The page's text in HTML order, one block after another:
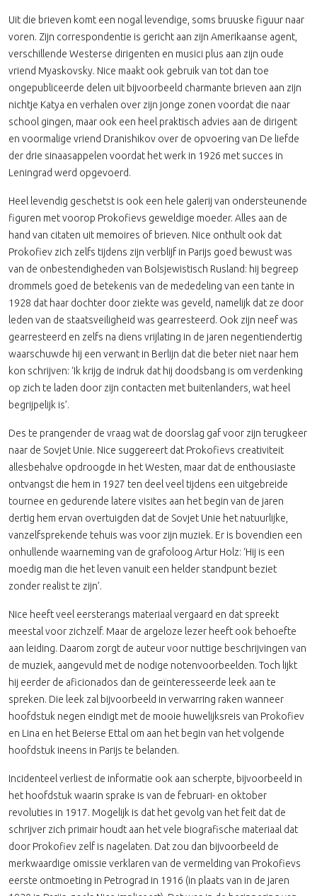
Uit die brieven komt een nogal levendige, soms bruuske figuur naar
voren. Zijn correspondentie is gericht aan zijn Amerikaanse agent,
verschillende Westerse dirigenten en musici plus aan zijn oude
vriend Myaskovsky. Nice maakt ook gebruik van tot dan toe
ongepubliceerde delen uit bijvoorbeeld charmante brieven aan zijn
nichtje Katya en verhalen over zijn jonge zonen voordat die naar
school gingen, maar ook een heel praktisch advies aan de dirigent
en voormalige vriend Dranishikov over de opvoering van De liefde
der drie sinaasappelen voordat het werk in 1926 met succes in
Leningrad werd opgevoerd.
Heel levendig geschetst is ook een hele galerij van ondersteunende
figuren met voorop Prokofievs geweldige moeder. Alles aan de
hand van citaten uit memoires of brieven. Nice onthult ook dat
Prokofiev zich zelfs tijdens zijn verblijf in Parijs goed bewust was
van de onbestendigheden van Bolsjewistisch Rusland: hij begreep
drommels goed de betekenis van de mededeling van een tante in
1928 dat haar dochter door ziekte was geveld, namelijk dat ze door
leden van de staatsveiligheid was gearresteerd. Ook zijn neef was
gearresteerd en zelfs na diens vrijlating in de jaren negentiendertig
waarschuwde hij een verwant in Berlijn dat die beter niet naar hem
kon schrijven: ‘Ik krijg de indruk dat hij doodsbang is om verdenking
op zich te laden door zijn contacten met buitenlanders, wat heel
begrijpelijk is’.
Des te prangender de vraag wat de doorslag gaf voor zijn terugkeer
naar de Sovjet Unie. Nice suggereert dat Prokofievs creativiteit
allesbehalve opdroogde in het Westen, maar dat de enthousiaste
ontvangst die hem in 1927 ten deel veel tijdens een uitgebreide
tournee en gedurende latere visites aan het begin van de jaren
dertig hem ervan overtuigden dat de Sovjet Unie het natuurlijke,
vanzelfsprekende tehuis was voor zijn muziek. Er is bovendien een
onhullende waarneming van de grafoloog Artur Holz: ‘Hij is een
moedig man die het leven vanuit een helder standpunt beziet
zonder realist te zijn’.
Nice heeft veel eersterangs materiaal vergaard en dat spreekt
meestal voor zichzelf. Maar de argeloze lezer heeft ook behoefte
aan leiding. Daarom zorgt de auteur voor nuttige beschrijvingen van
de muziek, aangevuld met de nodige notenvoorbeelden. Toch lijkt
hij eerder de aficionados dan de geïnteresseerde leek aan te
spreken. Die leek zal bijvoorbeeld in verwarring raken wanneer
hoofdstuk negen eindigt met de mooie huwelijksreis van Prokofiev
en Lina en het Beierse Ettal om aan het begin van het volgende
hoofdstuk ineens in Parijs te belanden.
Incidenteel verliest de informatie ook aan scherpte, bijvoorbeeld in
het hoofdstuk waarin sprake is van de februari- en oktober
revoluties in 1917. Mogelijk is dat het gevolg van het feit dat de
schrijver zich primair houdt aan het vele biografische materiaal dat
door Prokofiev zelf is nagelaten. Dat zou dan bijvoorbeeld de
merkwaardige omissie verklaren van de vermelding van Prokofievs
eerste ontmoeting in Petrograd in 1916 (in plaats van in de jaren